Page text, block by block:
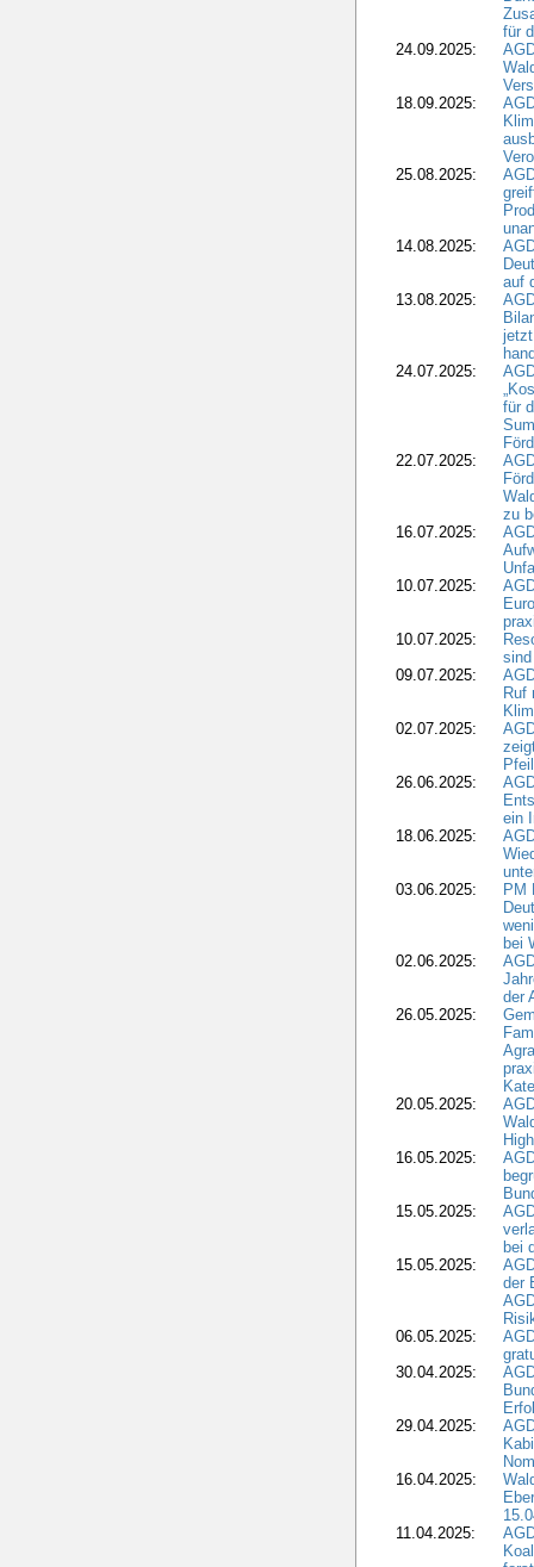
für
24.09.2025:
18.09.2025:
25.08.2025:
14.08.2025:
auf
13.08.2025:
24.07.2025:
für
22.07.2025:
zu
16.07.2025:
10.07.2025:
10.07.2025:
09.07.2025:
Ruf
02.07.2025:
26.06.2025:
ein
18.06.2025:
03.06.2025:
PM
bei
02.06.2025:
der
26.05.2025:
20.05.2025:
16.05.2025:
15.05.2025:
bei
15.05.2025:
der
06.05.2025:
30.04.2025:
29.04.2025:
16.04.2025:
11.04.2025: